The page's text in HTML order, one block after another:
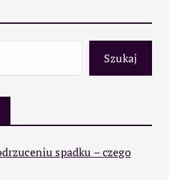
Szukaj
spadku – czego